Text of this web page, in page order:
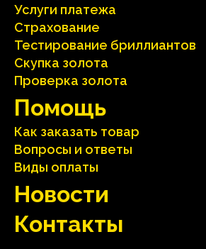
Услуги платежа
Страхование
Тестирование бриллиантов
Скупка золота
Проверка золота
Помощь
Как заказать товар
Вопросы и ответы
Виды оплаты
Hовости
Контакты